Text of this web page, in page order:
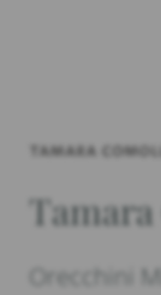
Orecchini